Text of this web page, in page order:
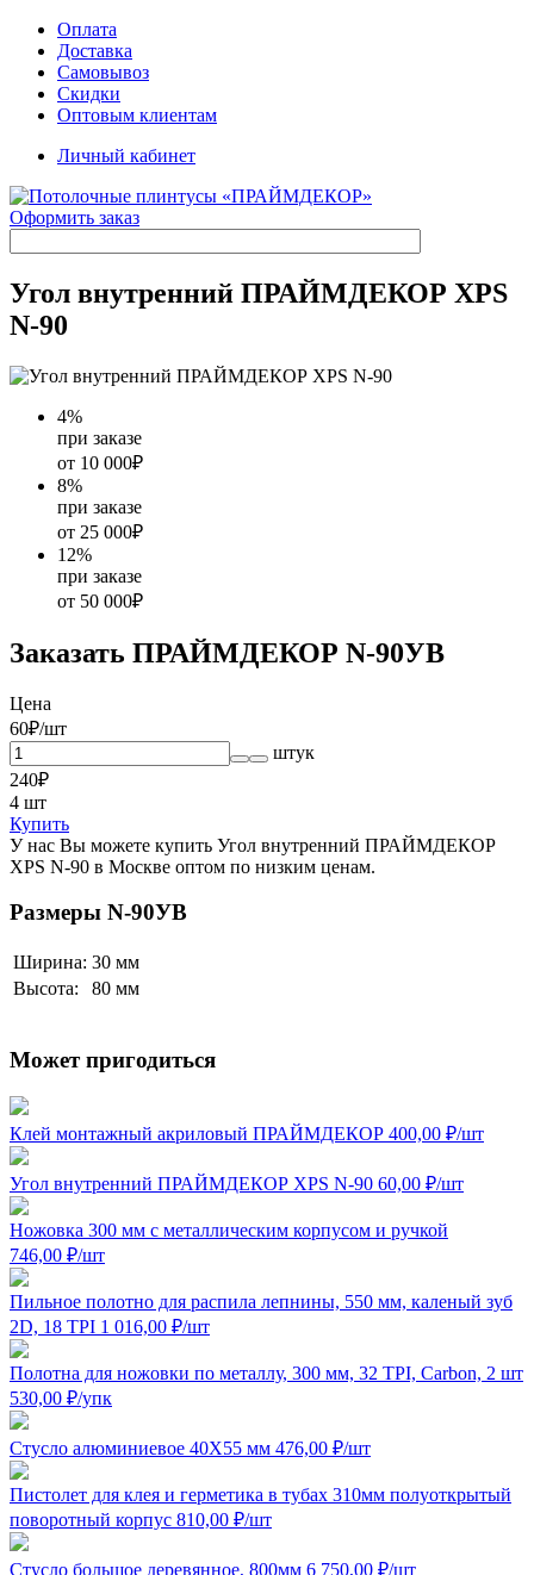
Оплата
Доставка
Самовывоз
Скидки
Оптовым клиентам
Личный кабинет
Оформить заказ
Угол внутренний ПРАЙМДЕКОР XPS
N-90
4%
при заказе
от 10 000₽
8%
при заказе
от 25 000₽
12%
при заказе
от 50 000₽
Заказать ПРАЙМДЕКОР N-90УВ
Цена
60₽/шт
штук
240₽
4 шт
Купить
У нас Вы можете купить Угол внутренний ПРАЙМДЕКОР
XPS N-90 в Москве оптом по низким ценам.
Размеры N-90УВ
Ширина: 30 мм
Высота:
80 мм
Может пригодиться
Клей монтажный акриловый ПРАЙМДЕКОР 400,00 ₽/шт
Угол внутренний ПРАЙМДЕКОР XPS N-90 60,00 ₽/шт
Ножовка 300 мм с металлическим корпусом и ручкой
746,00 ₽/шт
Пильное полотно для распила лепнины, 550 мм, каленый зуб
2D, 18 TPI 1 016,00 ₽/шт
Полотна для ножовки по металлу, 300 мм, 32 TPI, Carbon, 2 шт
530,00 ₽/упк
Стусло алюминиевое 40Х55 мм 476,00 ₽/шт
Пистолет для клея и герметика в тубах 310мм полуоткрытый
поворотный корпус 810,00 ₽/шт
Стусло большое деревянное, 800мм 6 750,00 ₽/шт